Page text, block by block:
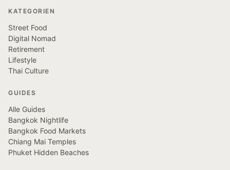
KATEGORIEN
Street Food
Digital Nomad
Retirement
Lifestyle
Thai Culture
GUIDES
Alle Guides
Bangkok Nightlife
Bangkok Food Markets
Chiang Mai Temples
Phuket Hidden Beaches